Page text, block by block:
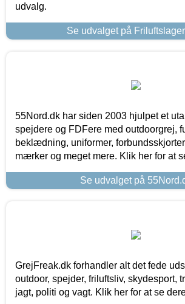
udvalg.
Se udvalget på
55Nord.dk har siden 2003 hjulpet et
spejdere og FDFere med outdoorgrej,
beklædning, uniformer,
mærker og meget mere. Klik her for at
Se udvalget på
GrejFreak.dk forhandler alt det fede
outdoor, spejder, friluftsliv, skydesport,
jagt, politi og vagt. Klik her for at se